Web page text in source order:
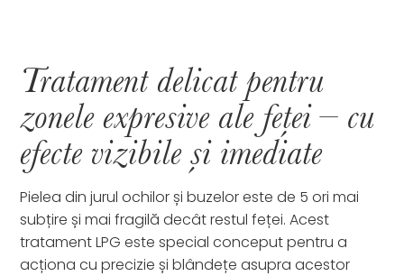
Tratament delicat pentru
zonele expresive ale feței – cu
efecte vizibile și imediate
Pielea din jurul ochilor și buzelor este de 5 ori mai
subțire și mai fragilă decât restul feței. Acest
tratament LPG este special conceput pentru a
acționa cu precizie și blândețe asupra acestor